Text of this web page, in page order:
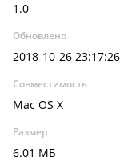
1.0
Обновлено
2018-10-26 23:17:26
Совместимость
Mac OS X
Размер
6.01 МБ